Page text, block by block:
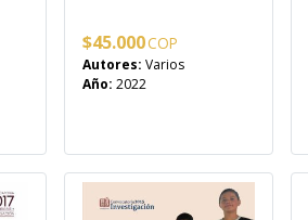
$45.000
Autores: Varios
Año: 2022